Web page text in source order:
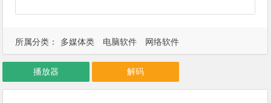
所属分类： 多媒体类 电脑软件 网络软件
播放器 解码